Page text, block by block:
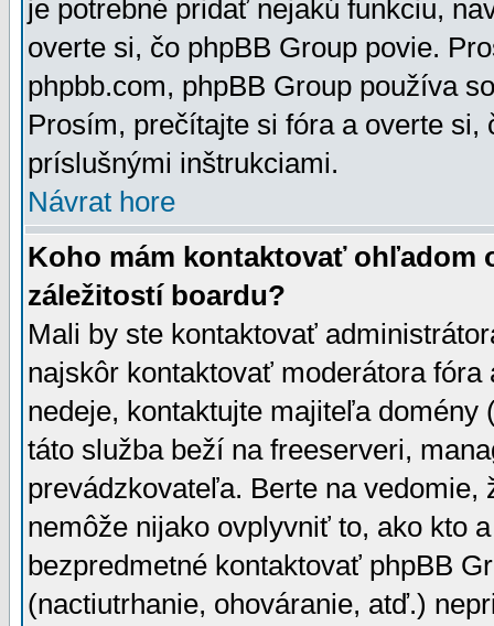
je potrebné pridať nejakú funkciu,
overte si, čo phpBB Group povie.
phpbb.com, phpBB Group používa
Prosím, prečítajte si fóra a overte
príslušnými inštrukciami.
Návrat hore
Koho mám kontaktovať ohľadom
záležitostí boardu?
Mali by ste kontaktovať
najskôr kontaktovať moderátora
nedeje, kontaktujte majiteľa
táto služba beží na freeserveri,
prevádzkovateľa. Berte na vedomie,
nemôže nijako ovplyvniť to, ako kto
bezpredmetné kontaktovať phpBB
(nactiutrhanie, ohováranie, atď.)